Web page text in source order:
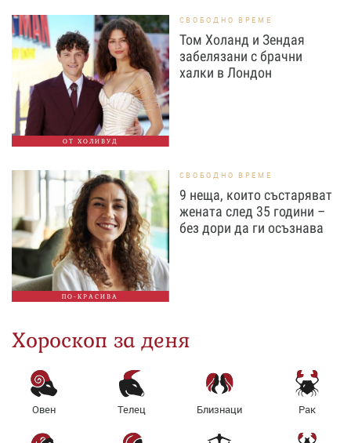
ОТ ХОЛИВУД
СВОБОДНО ВРЕМЕ
Том Холанд и Зендая
забелязани с брачни
халки в Лондон
ПО-КРАСИВА
СВОБОДНО ВРЕМЕ
9 неща, които състаряват
жената след 35 години –
без дори да ги осъзнава
Хороскоп за деня
Овен Телец Близнаци Рак